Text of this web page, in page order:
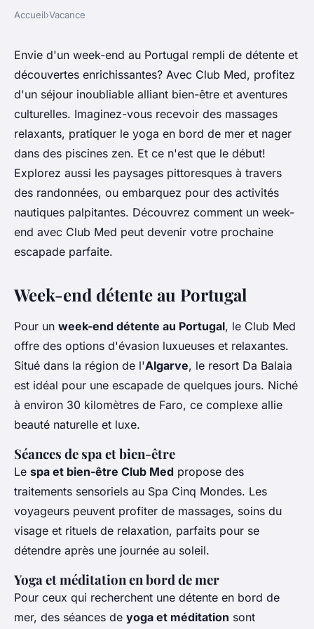
Week end au portugal avec
club med : détente et
découverte
admin•12 août 2024• 4 min de lecture
Accueil›Vacance
Envie d'un week-end au Portugal rempli de détente et
découvertes enrichissantes? Avec Club Med, profitez
d'un séjour inoubliable alliant bien-être et aventures
culturelles. Imaginez-vous recevoir des massages
relaxants, pratiquer le yoga en bord de mer et nager
dans des piscines zen. Et ce n'est que le début!
Explorez aussi les paysages pittoresques à travers
des randonnées, ou embarquez pour des activités
nautiques palpitantes. Découvrez comment un week-
end avec Club Med peut devenir votre prochaine
escapade parfaite.
Week-end détente au Portugal
Pour un week-end détente au Portugal, le Club Med
offre des options d'évasion luxueuses et relaxantes.
Situé dans la région de l'Algarve, le resort Da Balaia
est idéal pour une escapade de quelques jours. Niché
à environ 30 kilomètres de Faro, ce complexe allie
beauté naturelle et luxe.
Séances de spa et bien-être
Le spa et bien-être Club Med propose des
traitements sensoriels au Spa Cinq Mondes. Les
voyageurs peuvent profiter de massages, soins du
visage et rituels de relaxation, parfaits pour se
détendre après une journée au soleil.
Yoga et méditation en bord de mer
Pour ceux qui recherchent une détente en bord de
mer, des séances de yoga et méditation sont